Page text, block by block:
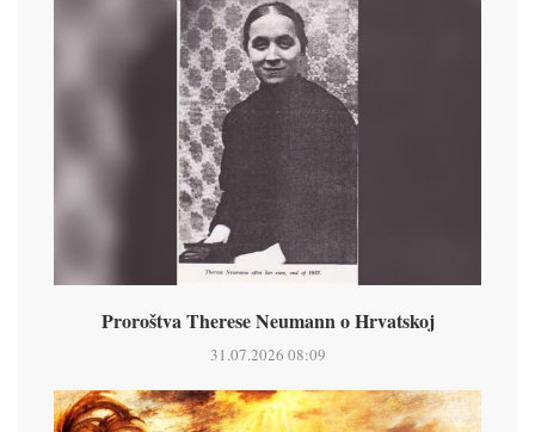
Proroštva Therese Neumann o Hrvatskoj
31.07.2026 08:09